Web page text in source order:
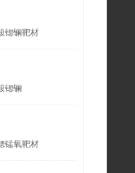
锶镧靶材
锶镧
锰氧靶材